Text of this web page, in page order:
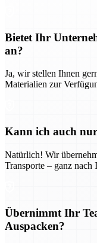
Bietet Ihr
an?
Ja, wir stellen Ihnen
Materialien zur
Kann ich auch
Natürlich! Wir
Transporte – ganz nach
Übernimmt Ihr
Auspacken?